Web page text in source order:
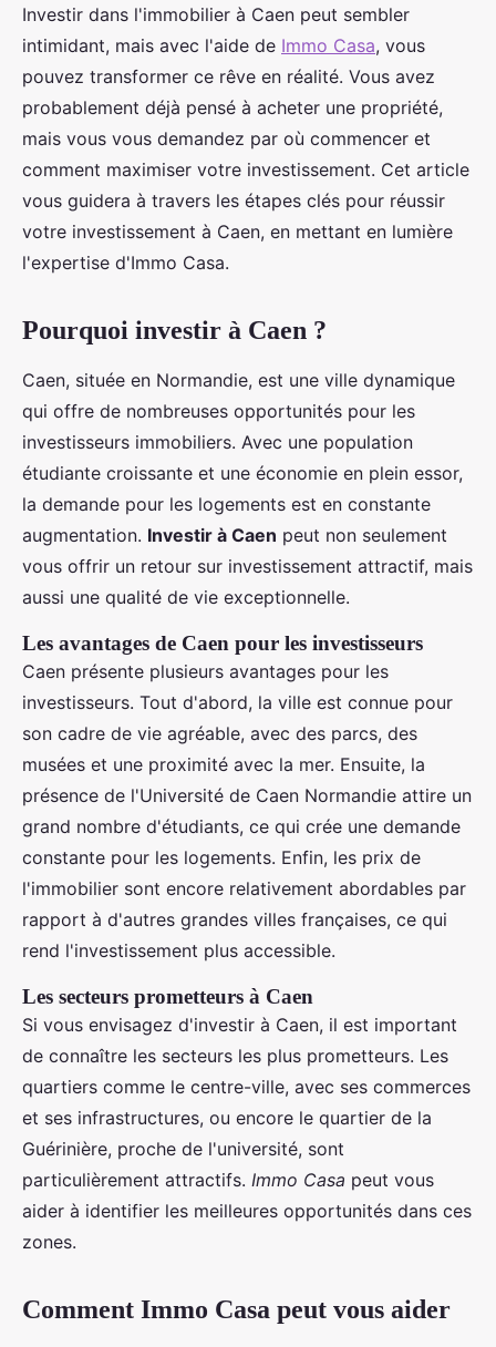
Réussissez votre investissement à
caen avec l'aide d'immo casa
admin•27 décembre 2024•7 min de lecture
Investir dans l'immobilier à Caen peut sembler
intimidant, mais avec l'aide de Immo Casa, vous
pouvez transformer ce rêve en réalité. Vous avez
probablement déjà pensé à acheter une propriété,
mais vous vous demandez par où commencer et
comment maximiser votre investissement. Cet article
vous guidera à travers les étapes clés pour réussir
votre investissement à Caen, en mettant en lumière
l'expertise d'Immo Casa.
Pourquoi investir à Caen ?
Caen, située en Normandie, est une ville dynamique
qui offre de nombreuses opportunités pour les
investisseurs immobiliers. Avec une population
étudiante croissante et une économie en plein essor,
la demande pour les logements est en constante
augmentation. Investir à Caen peut non seulement
vous offrir un retour sur investissement attractif, mais
aussi une qualité de vie exceptionnelle.
Les avantages de Caen pour les investisseurs
Caen présente plusieurs avantages pour les
investisseurs. Tout d'abord, la ville est connue pour
son cadre de vie agréable, avec des parcs, des
musées et une proximité avec la mer. Ensuite, la
présence de l'Université de Caen Normandie attire un
grand nombre d'étudiants, ce qui crée une demande
constante pour les logements. Enfin, les prix de
l'immobilier sont encore relativement abordables par
rapport à d'autres grandes villes françaises, ce qui
rend l'investissement plus accessible.
Les secteurs prometteurs à Caen
Si vous envisagez d'investir à Caen, il est important
de connaître les secteurs les plus prometteurs. Les
quartiers comme le centre-ville, avec ses commerces
et ses infrastructures, ou encore le quartier de la
Guérinière, proche de l'université, sont
particulièrement attractifs. Immo Casa peut vous
aider à identifier les meilleures opportunités dans ces
zones.
Comment Immo Casa peut vous aider